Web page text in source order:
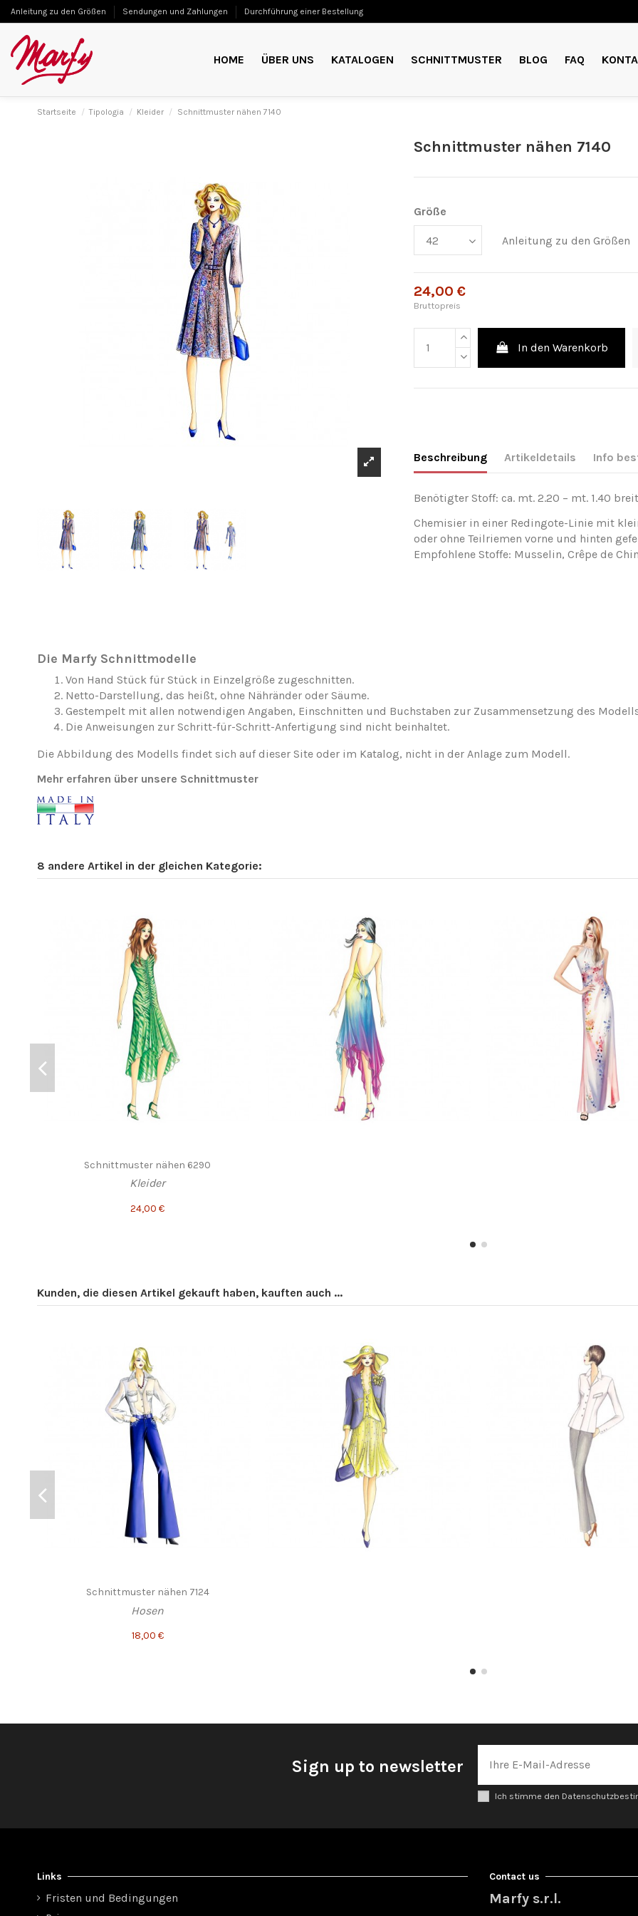
Anleitung zu den Größen Sendungen und Zahlungen Durchführung einer Bestellung
HOME ÜBER UNS KATALOGEN SCHNITTMUSTER BLOG FAQ
Startseite Tipologia Kleider Schnittmuster nähen 7140
Schnittmuster nähen 7140
Größe
Anleitung zu den Größen
24,00 €
Bruttopreis
In den Warenkorb
Beschreibung Artikeldetails Info
Benötigter Stoff: ca. mt. 2.20 – mt. 1.40
Chemisier in einer Redingote-Linie mit
oder ohne Teilriemen vorne und hinten
Empfohlene Stoffe: Musselin, Crêpe de
Die Marfy Schnittmodelle
Von Hand Stück für Stück in Einzelgröße zugeschnitten.
Netto-Darstellung, das heißt, ohne Nähränder oder Säume.
Gestempelt mit allen notwendigen Angaben, Einschnitten und Buchstaben zur Zusammensetzung des
Die Anweisungen zur Schritt-für-Schritt-Anfertigung sind nicht beinhaltet.
Die Abbildung des Modells findet sich auf dieser Site oder im Katalog, nicht in der Anlage zum Modell.
Mehr erfahren über unsere Schnittmuster
8 andere Artikel in der gleichen Kategorie:
Schnittmuster nähen 6290
Kleider
24,00 €
Kunden, die diesen Artikel gekauft haben, kauften auch ...
Schnittmuster nähen 7124
Hosen
18,00 €
Sign up to newsletter
Ich stimme den
Links
Fristen und Bedingungen
Contact us
Marfy s.r.l.